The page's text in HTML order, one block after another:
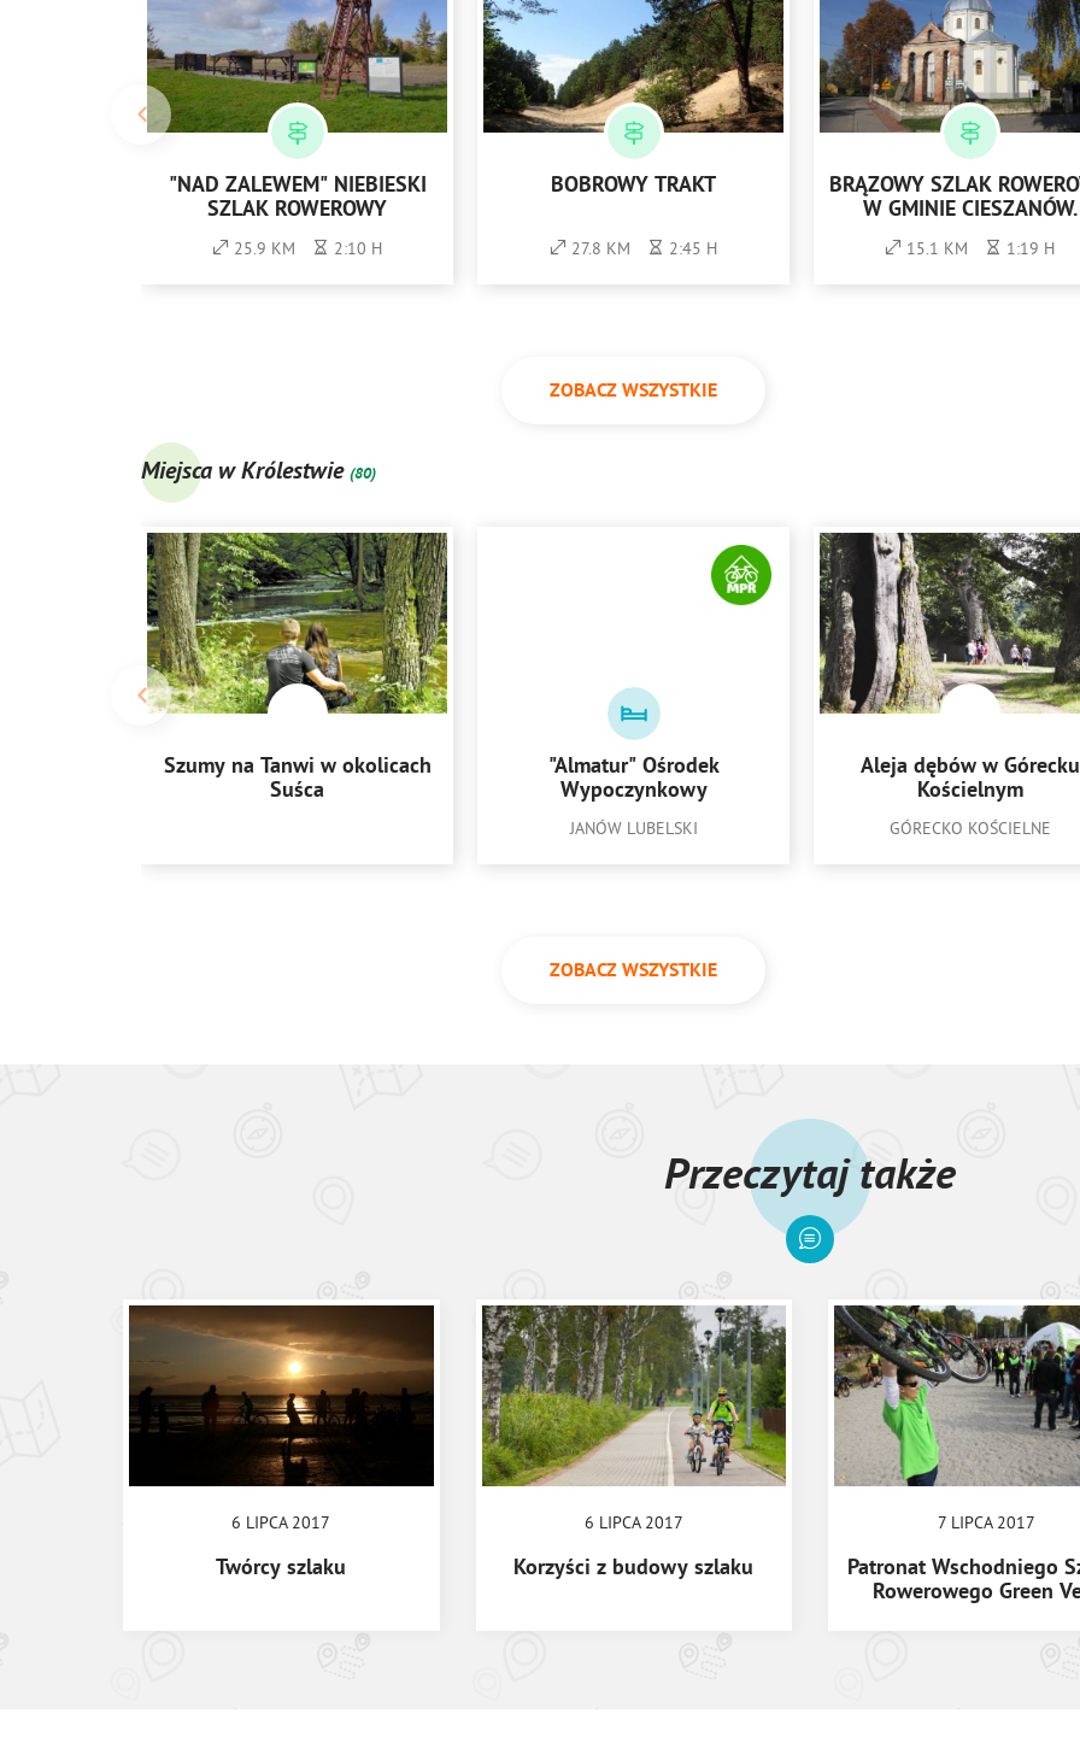
"NAD ZALEWEM" NIEBIESKI
SZLAK ROWEROWY
25.9 KM 2:10 H
BOBROWY TRAKT
27.8 KM 2:45 H
BRĄZOWY SZLAK
W GMINIE CIESZANÓW.
15.1 KM 1:19 H
ZOBACZ WSZYSTKIE
Miejsca w Królestwie (80)
Szumy na Tanwi w okolicach
Suśca
"Almatur" Ośrodek
Wypoczynkowy
JANÓW LUBELSKI
Aleja dębów w Górecku
Kościelnym
GÓRECKO KOŚCIELNE
ZOBACZ WSZYSTKIE
Przeczytaj także
6 LIPCA 2017
Twórcy szlaku
6 LIPCA 2017
Korzyści z budowy szlaku
7 LIPCA 2017
Patronat Wschodniego
Rowerowego Green